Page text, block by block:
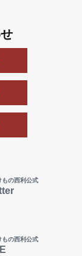
もの西利公式
もの西利公式